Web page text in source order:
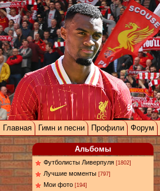
Главная Гимн и песни Профили Форум
Альбомы
Футболисты Ливерпуля [1802]
Лучшие моменты [797]
Мои фото [194]